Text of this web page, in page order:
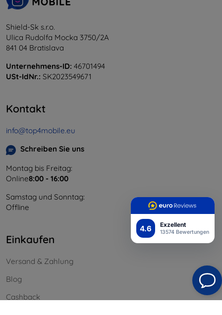
4.6 Exzellent
13574 Bewertungen
Shield-Sk s.r.o.
Ulica Rudolfa Mocka 3750/2A
841 04 Bratislava
Unternehmens-ID: 46701494
USt-IdNr.: SK2023549671
Kontakt
info@top4mobile.eu
Schreiben Sie uns
Montag bis Freitag:
Online8:00 - 16:00
Samstag und Sonntag:
Offline
Einkaufen
Versand & Zahlung
Blog
Cashback